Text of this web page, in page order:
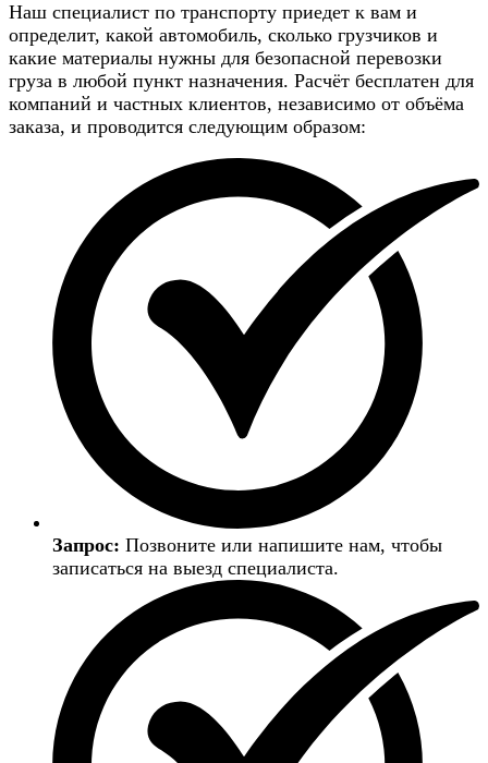
Наш специалист по транспорту приедет к вам и
определит, какой автомобиль, сколько грузчиков и
какие материалы нужны для безопасной перевозки
груза в любой пункт назначения. Расчёт бесплатен для
компаний и частных клиентов, независимо от объёма
заказа, и проводится следующим образом:
Запрос: Позвоните или напишите нам, чтобы
записаться на выезд специалиста.